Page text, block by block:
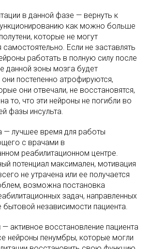
в данной фазе — вернуть к
как можно больше
которые не могут
самостоятельно. Если не заставлять
работать в полную силу после
данной зоны мозга будет
постепенно атрофируются,
они отвечали, не восстановятся,
то, что эти нейроны не погибли во
фазы инсульта.
— лучшее время для работы
с врачами в
реабилитационном центре.
потенциал максимален, мотивация
не утрачена или ее получается
возможна постановка
задач, направленных
независимости пациента.
— активное восстановление пациента
нейроны пенумбры, которые могли